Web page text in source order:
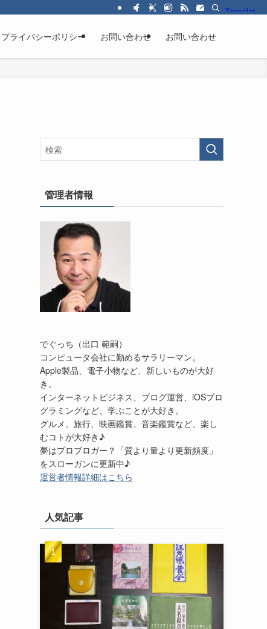
プライバシーポリシー お問い合わせ お問い合わせ
管理者情報
でぐっち（出口 範嗣）
コンピュータ会社に勤めるサラリーマン。
Apple製品、電子小物など、新しいものが大好
き。
インターネットビジネス、ブログ運営、iOSプロ
グラミングなど、学ぶことが大好き。
グルメ、旅行、映画鑑賞、音楽鑑賞など、楽し
むコトが大好き♪
夢はプロブロガー？「質より量より更新頻度」
をスローガンに更新中♪
運営者情報詳細はこちら
人気記事